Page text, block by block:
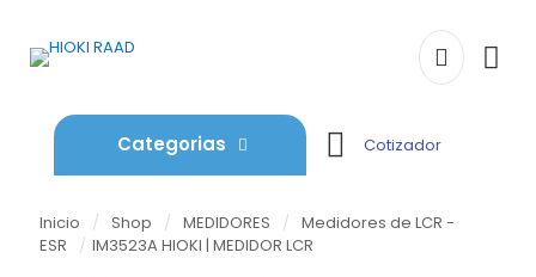
Categorias Cotizador
Inicio / Shop / MEDIDORES / Medidores de LCR -
ESR
/ IM3523A HIOKI | MEDIDOR LCR